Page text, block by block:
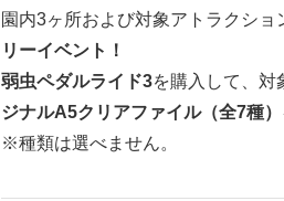
園内3ヶ所および対象アトラクシ
リーイベント！
弱虫ペダルライド3を購入して、対
ジナルA5クリアファイル（全7種）
※種類は選べません。